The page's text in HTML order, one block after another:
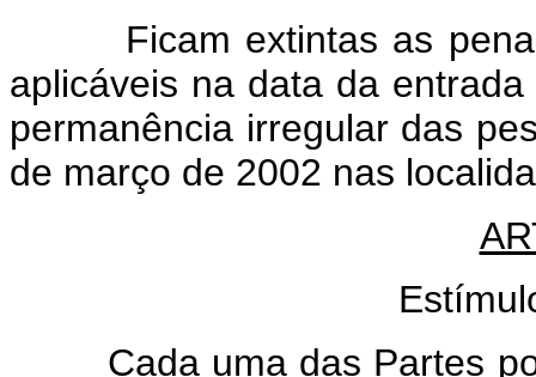
Ficam extintas as
aplicáveis na data da
permanência irregular das
de março de 2002 nas
Cada uma das Partes